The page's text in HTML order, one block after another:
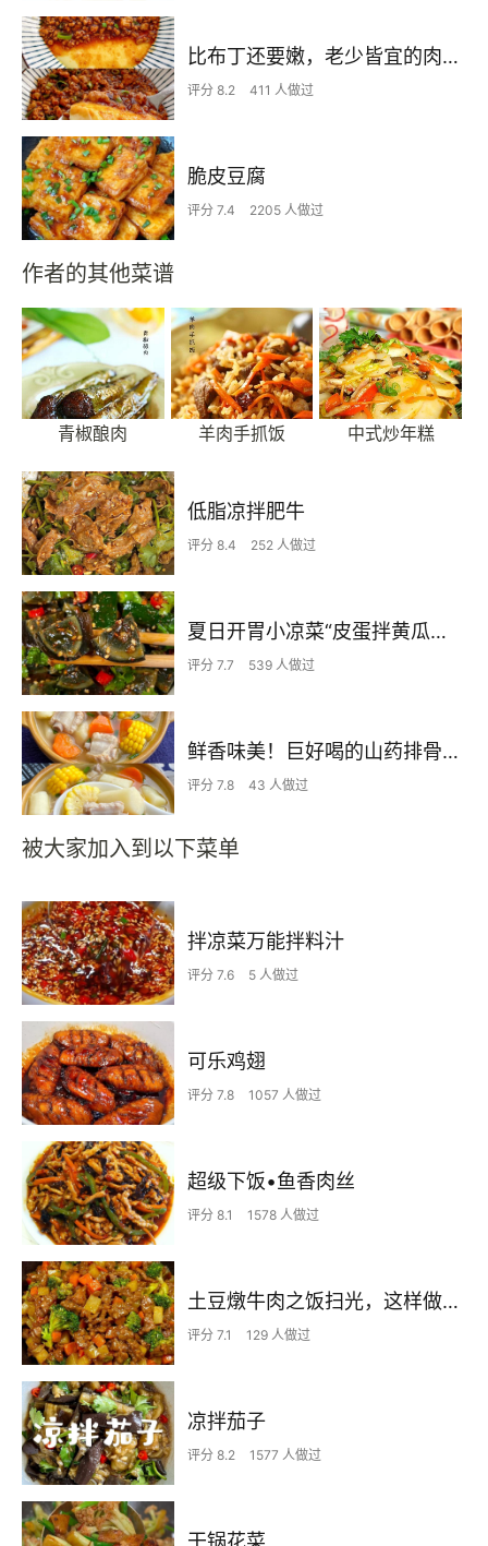
比布丁还要嫩，老少皆宜的肉沫蒸蛋
评分 8.2 411 人做过
脆皮豆腐
评分 7.4 2205 人做过
作者的其他菜谱
青椒酿肉 羊肉手抓饭 中式炒年糕
低脂凉拌肥牛
评分 8.4 252 人做过
夏日开胃小凉菜“皮蛋拌黄瓜🥒”开胃减脂
评分 7.7 539 人做过
鲜香味美！巨好喝的山药排骨汤！！
评分 7.8 43 人做过
被大家加入到以下菜单
拌凉菜万能拌料汁
评分 7.6 5 人做过
可乐鸡翅
评分 7.8 1057 人做过
超级下饭•鱼香肉丝
评分 8.1 1578 人做过
土豆燉牛肉之饭扫光，这样做也太香了吧，还没出锅已是浓香四溢了
评分 7.1 129 人做过
凉拌茄子
评分 8.2 1577 人做过